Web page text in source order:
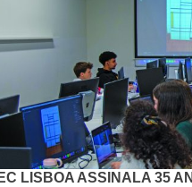
LISBOA ASSINALA 35